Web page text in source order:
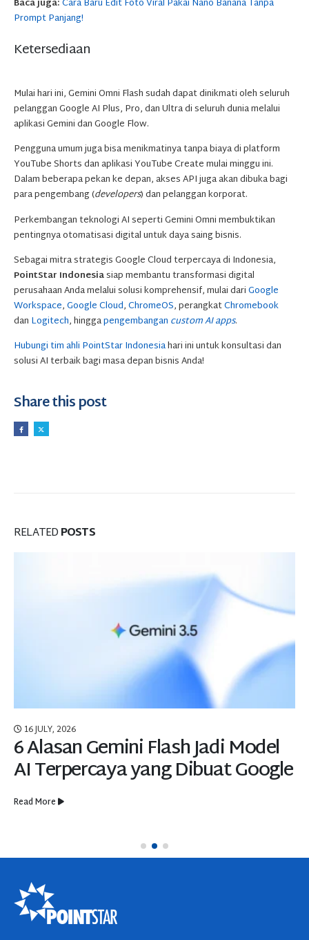
Baca juga:Cara Baru Edit Foto Viral Pakai Nano Banana Tanpa
Prompt Panjang!
Ketersediaan
Mulai hari ini, Gemini Omni Flash sudah dapat dinikmati oleh seluruh
pelanggan Google AI Plus, Pro, dan Ultra di seluruh dunia melalui
aplikasi Gemini dan Google Flow.
Pengguna umum juga bisa menikmatinya tanpa biaya di platform
YouTube Shorts dan aplikasi YouTube Create mulai minggu ini.
Dalam beberapa pekan ke depan, akses API juga akan dibuka bagi
para pengembang (developers) dan pelanggan korporat.
Perkembangan teknologi AI seperti Gemini Omni membuktikan
pentingnya otomatisasi digital untuk daya saing bisnis.
Sebagai mitra strategis Google Cloud terpercaya di Indonesia,
PointStar Indonesiasiap membantu transformasi digital
perusahaan Anda melalui solusi komprehensif, mulai dariGoogle
Workspace,Google Cloud,ChromeOS, perangkatChromebook
dan Logitech, hinggapengembangan custom AI apps.
Hubungi tim ahli PointStar Indonesiahari ini untuk konsultasi dan
solusi AI terbaik bagi masa depan bisnis Anda!
Share this post
RELATEDPOSTS
16 JULY, 2026
6 Alasan Gemini Flash Jadi Model
AI Terpercaya yang Dibuat Google
Read More